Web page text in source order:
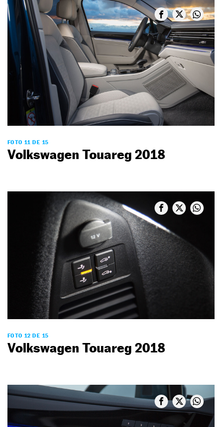
FOTO 11 DE 15
Volkswagen Touareg 2018
FOTO 12 DE 15
Volkswagen Touareg 2018